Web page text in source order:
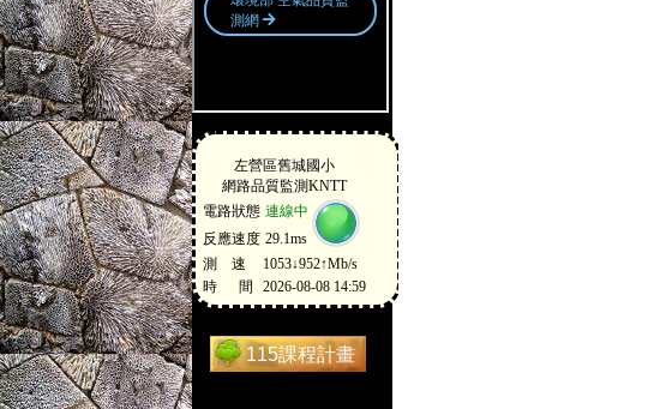
115課程計畫